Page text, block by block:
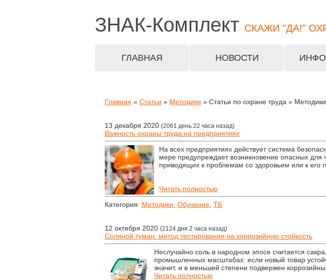
ЗНАК-Комплект СКАЖИ "ДА!"
ГЛАВНАЯ НОВОСТИ
Главная » Статьи » Методики » Статьи по охране труда » Методики
13 декабря 2020 (2061 день 22 часа назад)
Важность охраны труда на предприятиях
На всех предприятиях действует система
мере предупреждает возникновение опасных для
приводящих к проблемам со здоровьем или к его
Читать полностью
Категория: Методики Обучение ТБ
12 октября 2020 (2124 дня 2 часа назад)
Соляной туман: метод тестирования на коррозийную стойкость
Неслучайно соль в народном эпосе считается
промышленных масштабах: если новый товар
значит, и в меньшей степени подвержен
Читать полностью